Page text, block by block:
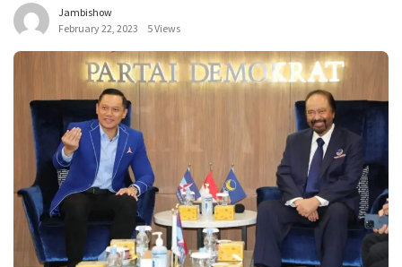
Jambishow
February 22, 2023
5 Views